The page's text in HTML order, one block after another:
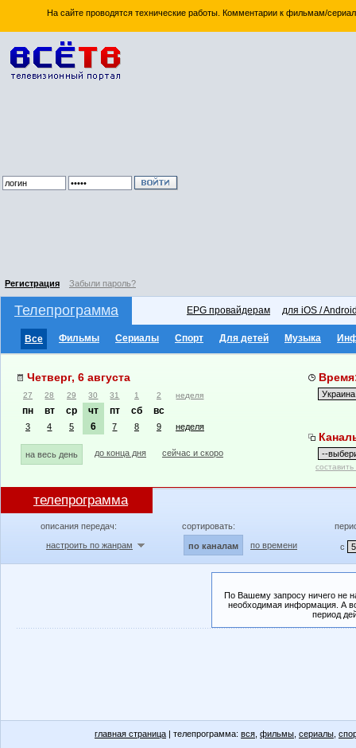
На сайте проводятся технические работы. Комментарии к фильмам/
Регистрация Забыли пароль?
Телепрограмма EPG провайдерам для iOS /
Все Фильмы Сериалы Спорт Для детей Музыка
Четверг, 6 августа
27 28 29 30 31 1 2 неделя
пн вт ср чт пт сб вс
3 4 5 6 7 8 9 неделя
на весь день до конца дня сейчас и скоро
телепрограмма
описания передач:
настроить по жанрам
сортировать:
по каналам по времени с
По Вашему запросу ничего не
необходимая информация. А
период
главная страница | телепрограмма: вся фильмы сериалы